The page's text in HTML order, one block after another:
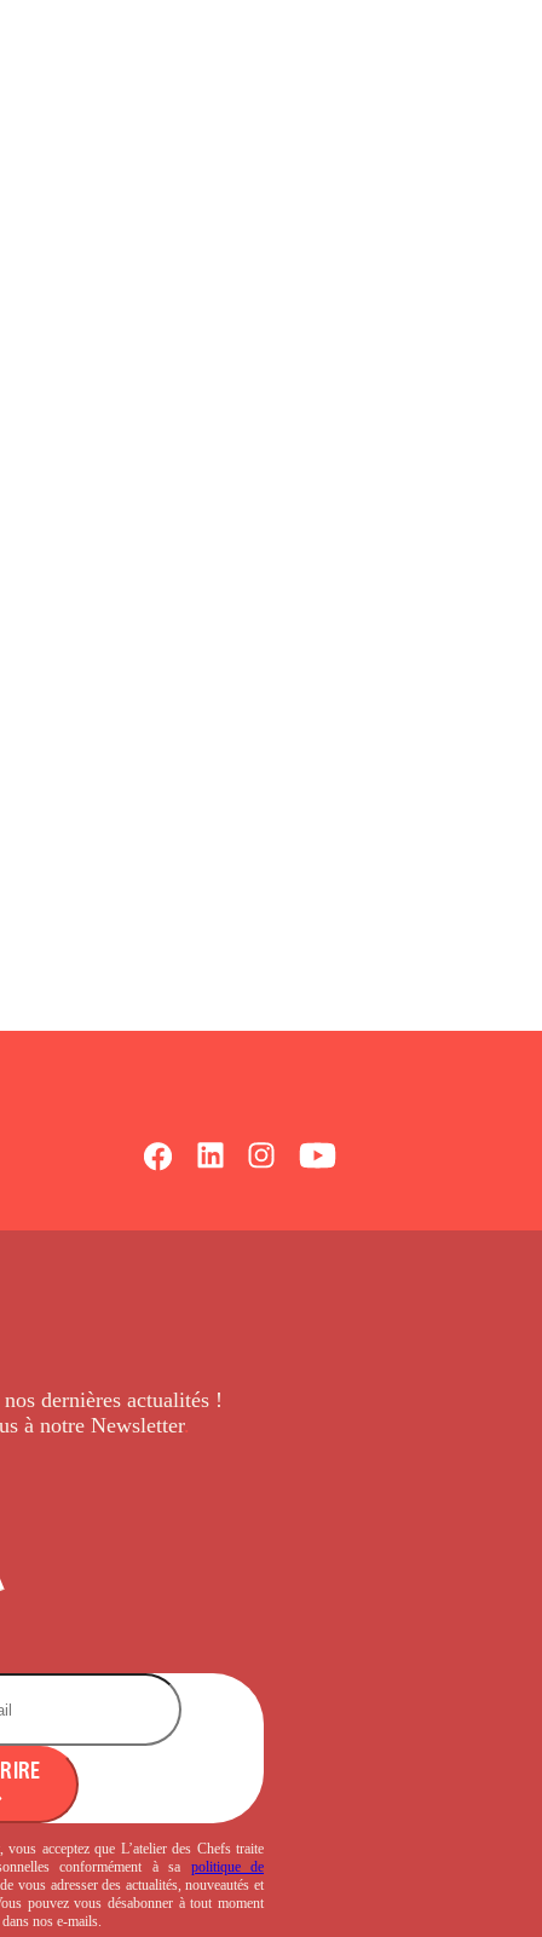
nos dernièresactualités !
à notre Newsletter.
acceptez que L’atelier des Chefs traite
conformément à sa politique de
vous adresser des actualités, nouveautés et
pouvez vous désabonner à tout moment
nos e-mails.